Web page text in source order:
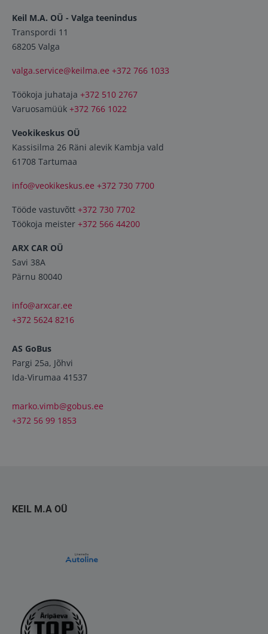
Keil M.A. OÜ - Valga teenindus
Transpordi 11
68205 Valga
valga.service@keilma.ee +372 766 1033
Töökoja juhataja +372 510 2767
Varuosamüük +372 766 1022
Veokikeskus OÜ
Kassisilma 26 Räni alevik Kambja vald
61708 Tartumaa
info@veokikeskus.ee +372 730 7700
Tööde vastuvõtt +372 730 7702
Töökoja meister +372 566 44200
ARX CAR OÜ
Savi 38A
Pärnu 80040
info@arxcar.ee
+372 5624 8216
AS GoBus
Pargi 25a, Jõhvi
Ida-Virumaa 41537
marko.vimb@gobus.ee
+372 56 99 1853
KEIL M.A OÜ